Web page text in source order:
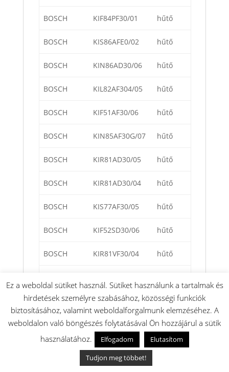
BOSCH KIF84PF30/01 hűtő
BOSCH KIS86AFE0/02 hűtő
BOSCH KIN86AD30/06 hűtő
BOSCH KIL82AF304/05 hűtő
BOSCH KIF51AF30/06 hűtő
BOSCH KIN85AF30G/07 hűtő
BOSCH KIR81AD30/05 hűtő
BOSCH KIR81AD30/04 hűtő
BOSCH KIS77AF30/05 hűtő
BOSCH KIF52SD30/06 hűtő
BOSCH KIR81VF30/04 hűtő
BOSCH KIF41SD40/01 hűtő
BOSCH KIR81VF30/03 hűtő
KIN86VS30/05 hűtő
Ez a weboldal sütiket használ. Sütiket használunk a tartalmak és
hirdetések személyre szabásához, közösségi funkciók
biztosításához, valamint weboldalforgalmunk elemzéséhez. A
weboldalon való böngészés folytatásával Ön hozzájárul a sütik
használatához.
Elfogadom
Elutasítom
Tudjon meg többet!